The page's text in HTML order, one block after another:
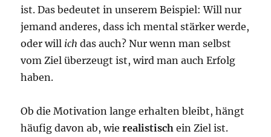
ist. Das bedeutet in unserem Beispiel: Will nur
jemand anderes, dass ich mental stärker werde,
oder will ich das auch? Nur wenn man selbst
vom Ziel überzeugt ist, wird man auch Erfolg
haben.
Ob die Motivation lange erhalten bleibt, hängt
häufig davon ab, wierealistisch ein Ziel ist.